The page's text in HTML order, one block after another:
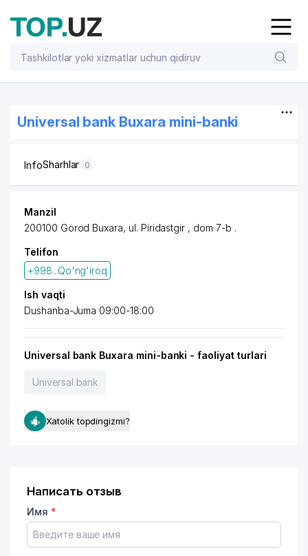
Universal bank Buxara mini-banki
InfoSharhlar 0
Manzil
200100 Gorod Buxara, ul. Piridastgir , dom 7-b .
Telifon
+998...Qo'ng'iroq
Ish vaqti
Dushanba-Juma 09:00-18:00
Universal bank Buxara mini-banki - faoliyat turlari
Universal bank
Xatolik topdingizmi?
Написать отзыв
Имя *